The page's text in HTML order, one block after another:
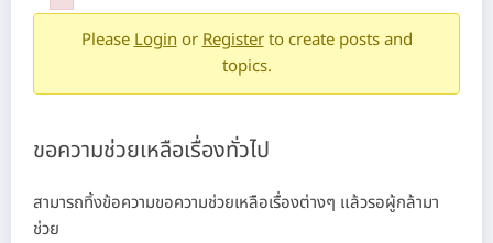
PleaseLoginorRegisterto create posts and
topics.
ขอความช่วยเหลือเรื่องทั่วไป
สามารถทิ้งข้อความขอความช่วยเหลือเรื่องต่างๆ แล้วรอผู้กล้ามา
ช่วย
Failed to initialize plugin: wplink